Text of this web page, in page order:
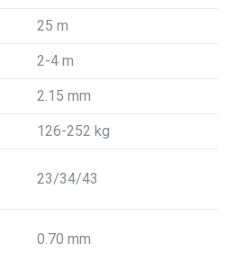
25 m
2-4 m
2.15 mm
126-252 kg
23/34/43
0.70 mm